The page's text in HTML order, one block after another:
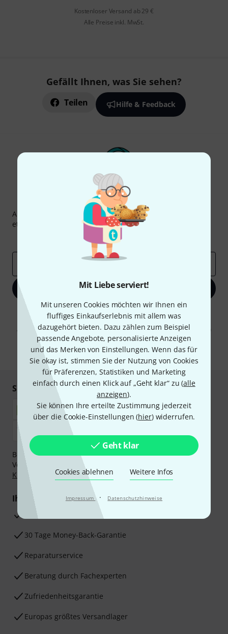
Mit Liebe serviert!
Mit unseren Cookies möchten wir Ihnen ein
fluffiges Einkaufserlebnis mit allem was
dazugehört bieten. Dazu zählen zum Beispiel
passende Angebote, personalisierte Anzeigen
und das Merken von Einstellungen. Wenn das für
Sie okay ist, stimmen Sie der Nutzung von Cookies
für Präferenzen, Statistiken und Marketing
einfach durch einen Klick auf „Geht klar“ zu (alle
anzeigen).
Sie können Ihre erteilte Zustimmung jederzeit
über die Cookie-Einstellungen (hier) widerrufen.
Geht klar
Cookies ablehnen Weitere Infos
Impressum · Datenschutzhinweise
Kostenloser Versand ab 29 €
Alle Preise inkl. MwSt.
Gefällt Ihnen, was Sie sehen?
Teilen Hilfe & Feedback
Thomann Newsletter
Abonniere den Thomann Newsletter und gewinne mit
etwas Glück einen von50 Gutscheinenüber jeweils
Inspirierende Beiträge
Deals
Jetzt anmelden
Mit Klick auf „Jetzt anmelden“ stimmen Sie dem Erhalt von E-Mail-
Werbung und einer Messung des E-Mail-Nutzungsverhaltens zu. Die
Abmeldung ist jederzeit möglich. Weitere Informationen finden Sie in
unserenDatenschutzhinweisen.
* Pflichtfeld
Sicher einkaufen & bezahlen
Bezahlen Sie vertraulich und sicher per Nachnahme,
Vorkasse, PayPal, Amazon Pay,
Klarna Ratenzahlungoder Kreditkarte.
Ihre Vorteile
3 Jahre Thomann Garantie
30 Tage Money-Back-Garantie
Reparaturservice
Beratung durch Fachexperten
Zufriedenheitsgarantie
Europas größtes Versandlager